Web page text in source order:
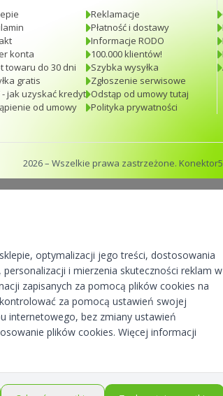
konta
towaru do 30 dni
gratis
- jak uzyskać kredyt
od umowy
Reklamacje
Płatność i dostawy
Informacje RODO
100.000 klientów!
Szybka wysyłka
Zgłoszenie serwisowe
Odstąp od umowy tutaj
Polityka prywatności
2026– Wszelkie prawa zastrzeżone.
optymalizacji jego treści, dostosowania
i mierzenia skuteczności reklam w
zapisanych za pomocą plików cookies na
za pomocą ustawień swojej
internetowego, bez zmiany ustawień
plików cookies. Więcej informacji